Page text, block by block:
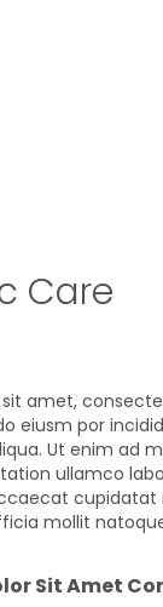
Care
amet,
eiusm por
Ut enim ad
ullamco
cupidatat
mollit
Sit Amet